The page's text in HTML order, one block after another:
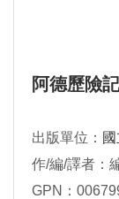
阿德歷險
出版單位：
作/編/譯者：
GPN：